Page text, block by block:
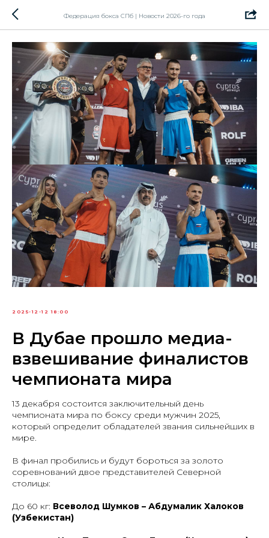
Федерация бокса СПб | Новости 2026-го года
2025-12-12 18:00
В Дубае прошло медиа-
взвешивание финалистов
чемпионата мира
13 декабря состоится заключительный день
чемпионата мира по боксу среди мужчин 2025,
который определит обладателей звания сильнейших в
мире.
В финал пробились и будут бороться за золото
соревнований двое представителей Северной
столицы:
До 60 кг: Всеволод Шумков – Абдумалик Халоков
(Узбекистан)